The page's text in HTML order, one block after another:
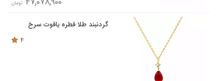
47,078,900 تومان
گردنبند طلا قطره یاقوت سرخ
4